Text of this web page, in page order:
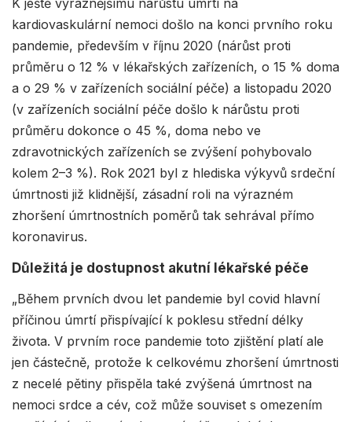
K ještě výraznějšímu nárůstu úmrtí na
kardiovaskulární nemoci došlo na konci prvního roku
pandemie, především v říjnu 2020 (nárůst proti
průměru o 12 % v lékařských zařízeních, o 15 % doma
a o 29 % v zařízeních sociální péče) a listopadu 2020
(v zařízeních sociální péče došlo k nárůstu proti
průměru dokonce o 45 %, doma nebo ve
zdravotnických zařízeních se zvýšení pohybovalo
kolem 2–3 %). Rok 2021 byl z hlediska výkyvů srdeční
úmrtnosti již klidnější, zásadní roli na výrazném
zhoršení úmrtnostních poměrů tak sehrával přímo
koronavirus.
Důležitá je dostupnost akutní lékařské péče
„Během prvních dvou let pandemie byl covid hlavní
příčinou úmrtí přispívající k poklesu střední délky
života. V prvním roce pandemie toto zjištění platí ale
jen částečně, protože k celkovému zhoršení úmrtnosti
z necelé pětiny přispěla také zvýšená úmrtnost na
nemoci srdce a cév, což může souviset s omezením